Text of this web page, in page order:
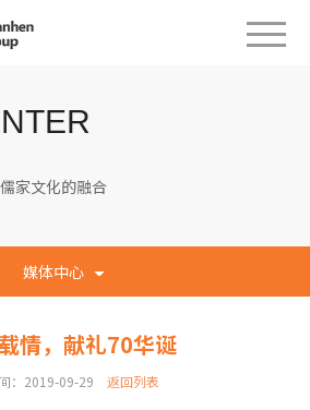
家文化的融合
媒体中心
情，献礼70华诞
：2019-09-29 返回列表